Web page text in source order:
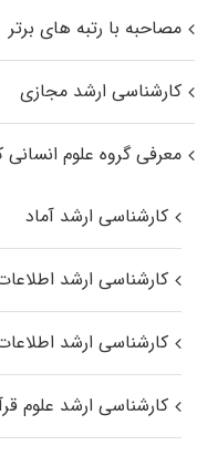
مصاحبه با رتبه های برتر
کارشناسی ارشد مجازی
معرفی گروه علوم
کارشناسی ارشد آماد
کارشناسی ارشد
کارشناسی ارشد
کارشناسی ارشد علوم